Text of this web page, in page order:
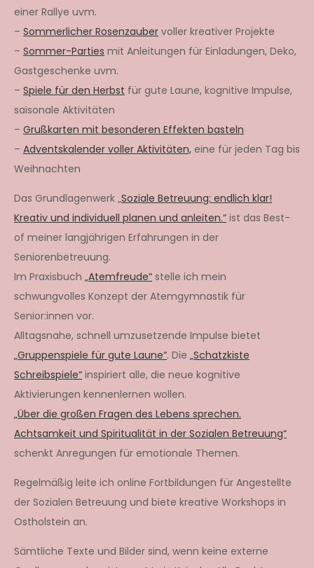
einer Rallye uvm.
– Sommerlicher Rosenzauber voller kreativer Projekte
– Sommer-Parties mit Anleitungen für Einladungen, Deko,
Gastgeschenke uvm.
– Spiele für den Herbst für gute Laune, kognitive Impulse,
saisonale Aktivitäten
– Grußkarten mit besonderen Effekten basteln
– Adventskalender voller Aktivitäten, eine für jeden Tag bis
Weihnachten
Das Grundlagenwerk „Soziale Betreuung: endlich klar!
Kreativ und individuell planen und anleiten.“ ist das Best-
of meiner langjährigen Erfahrungen in der
Seniorenbetreuung.
Im Praxisbuch „Atemfreude“ stelle ich mein
schwungvolles Konzept der Atemgymnastik für
Senior:innen vor.
Alltagsnahe, schnell umzusetzende Impulse bietet
„Gruppenspiele für gute Laune“. Die „Schatzkiste
Schreibspiele“ inspiriert alle, die neue kognitive
Aktivierungen kennenlernen wollen.
„Über die großen Fragen des Lebens sprechen.
Achtsamkeit und Spiritualität in der Sozialen Betreuung“
schenkt Anregungen für emotionale Themen.
Regelmäßig leite ich online Fortbildungen für Angestellte
der Sozialen Betreuung und biete kreative Workshops in
Ostholstein an.
Sämtliche Texte und Bilder sind, wenn keine externe